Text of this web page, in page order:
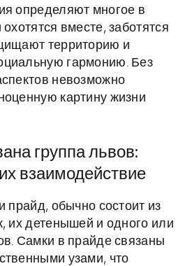
определяют многое в
вместе, заботятся
территорию и
гармонию. Без
невозможно
картину жизни
группа львов:
взаимодействие
прайд, обычно состоит из
их детенышей и одного или
Самки в прайде связаны
узами, что